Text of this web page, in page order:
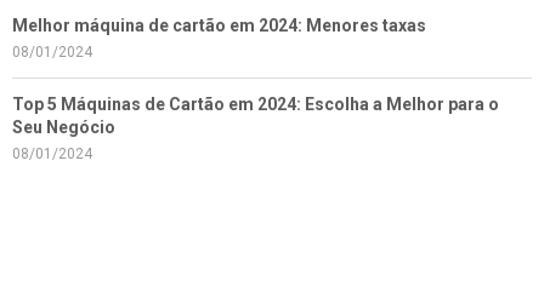
Melhor máquina de cartão em 2024: Menores taxas
08/01/2024
Top 5 Máquinas de Cartão em 2024: Escolha a Melhor para o
Seu Negócio
08/01/2024